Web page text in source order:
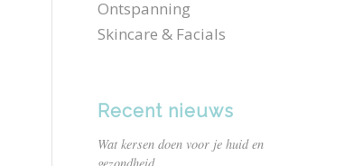
Ontspanning
Skincare & Facials
Recent nieuws
Wat kersen doen voor je huid en